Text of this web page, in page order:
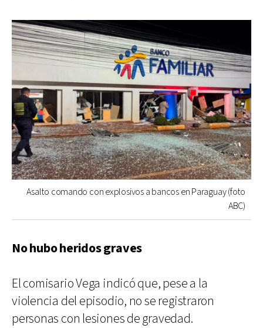
Asalto comando con explosivos a bancos en Paraguay (foto
ABC)
No hubo heridos graves
El comisario Vega indicó que, pese a la
violencia del episodio, no se registraron
personas con lesiones de gravedad.